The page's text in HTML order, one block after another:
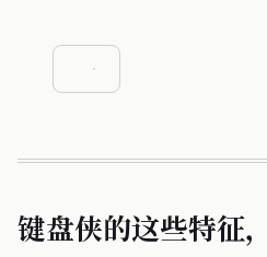
键盘侠的这些特征